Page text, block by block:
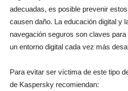
adecuadas, es posible prevenir
causen daño. La educación digital y
navegación seguros son claves
un entorno digital cada vez más
Para evitar ser víctima de este tipo
de Kaspersky recomiendan: